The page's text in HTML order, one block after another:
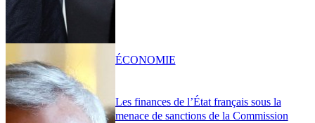
Les finances de l’État français sous la
menace de sanctions de la Commission
ÉCONOMIE